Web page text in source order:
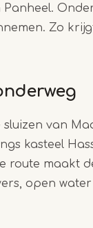
Panheel.
Zo
sluizen van
kasteel
route maakt
open